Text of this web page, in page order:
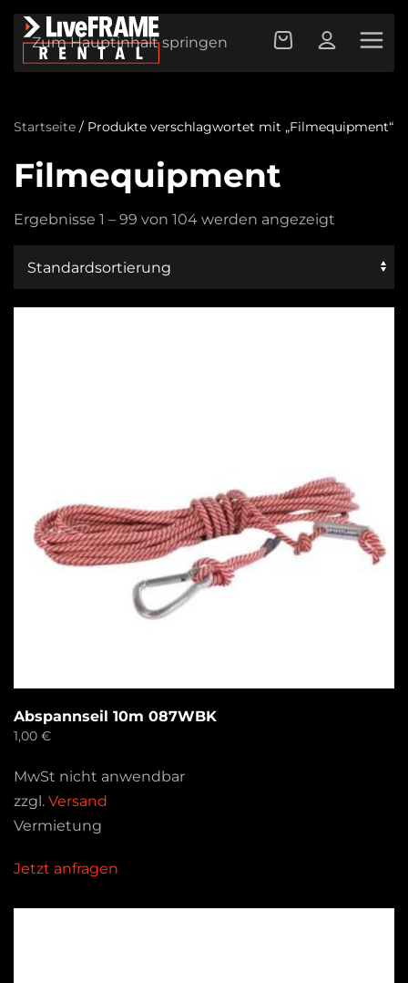
Zum Hauptinhalt springen
Startseite / Produkte verschlagwortet mit „Filmequipment“
Filmequipment
Ergebnisse 1 – 99 von 104 werden angezeigt
Abspannseil 10m 087WBK
1,00 €
MwSt nicht anwendbar
zzgl. Versand
Vermietung
Jetzt anfragen